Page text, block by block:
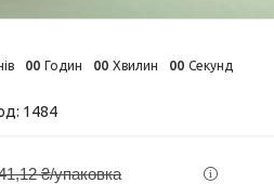
00 Годин 00 Хвилин 00 Секунд
1484
₴/упаковка